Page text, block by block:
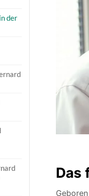
Das
der